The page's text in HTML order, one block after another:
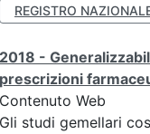
REGISTRO
2018 -
prescrizioni
Contenuto Web
Gli studi gemellari